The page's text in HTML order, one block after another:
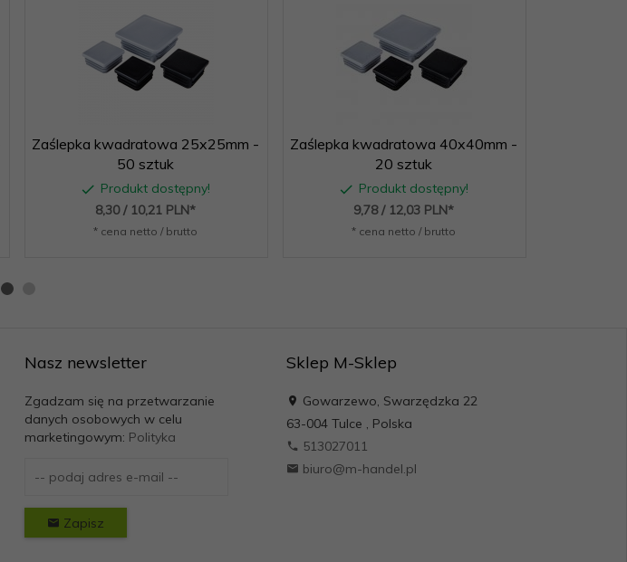
Zaślepka kwadratowa 25x25mm -
50 sztuk
Produkt dostępny!
8,30 / 10,21 PLN*
* cena netto / brutto
Zaślepka kwadratowa 40x40mm -
20 sztuk
Produkt dostępny!
9,78 / 12,03 PLN*
* cena netto / brutto
Nasz newsletter
Zgadzam się na przetwarzanie
danych osobowych w celu
marketingowym: Polityka
Zapisz
Sklep M-Sklep
Gowarzewo, Swarzędzka 22
63-004 Tulce , Polska
513027011
biuro@m-handel.pl